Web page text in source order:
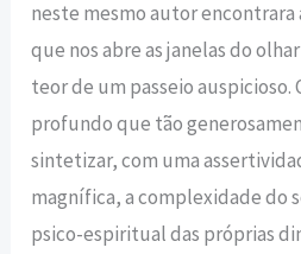
neste mesmo autor encontrara
que nos abre as janelas do
teor de um passeio auspicioso.
profundo que tão
sintetizar, com uma
magnífica, a complexidade do
psico-espiritual das próprias